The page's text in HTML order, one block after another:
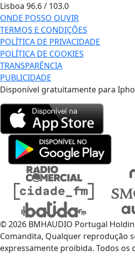
Lisboa 96.6 / 103.0
ONDE POSSO OUVIR
TERMOS E CONDIÇÕES
POLÍTICA DE PRIVACIDADE
POLÍTICA DE COOKIES
TRANSPARÊNCIA
PUBLICIDADE
Disponível gratuitamente para
© 2026 BMHAUDIO Portugal
Comandita, Qualquer reprodução
expressamente proibida. Todos os